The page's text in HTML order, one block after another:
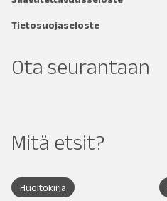
Tietosuojaseloste
Ota seurantaan
Mitä etsit?
Huoltokirja